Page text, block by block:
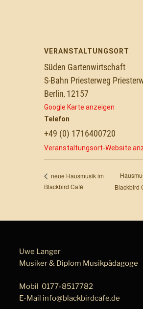
VERANSTALTUNGSORT
Süden Gartenwirtschaft
S-Bahn Priesterweg
Berlin, 12157
Google Karte anzeigen
Telefon
+49 (0) 1716400720
Veranstaltungsort-Website
neue Hausmusik im
Blackbird Café
Blackbird
Uwe Langer
Musiker & Diplom Musik­pä­da­go­ge
Mobil 0177-8517782
E-Mail info@blackbirdcafe.de